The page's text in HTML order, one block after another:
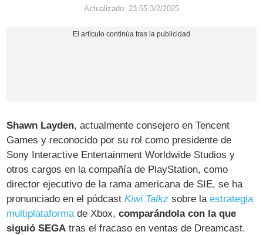
Actualizado: 23:55 3/2/2025
Shawn Layden, actualmente consejero en Tencent
Games y reconocido por su rol como presidente de
Sony Interactive Entertainment Worldwide Studios y
otros cargos en la compañía de PlayStation, como
director ejecutivo de la rama americana de SIE, se ha
pronunciado en el pódcastKiwi Talkz sobre laestrategia
multiplataformade Xbox,comparándola con la que
siguió SEGA tras el fracaso en ventas de Dreamcast.